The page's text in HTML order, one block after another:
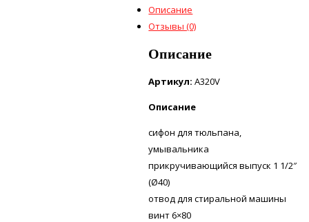
Описание
Отзывы (0)
Описание
Артикул:А320V
Описание
cифон для тюльпана,
умывальника
прикручивающийся выпуск 1 1/2″
(Ø40)
отвод для стиральной машины
винт 6×80